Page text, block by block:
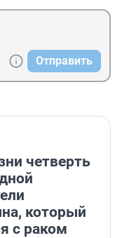
Отправить
четверть
который
с раком